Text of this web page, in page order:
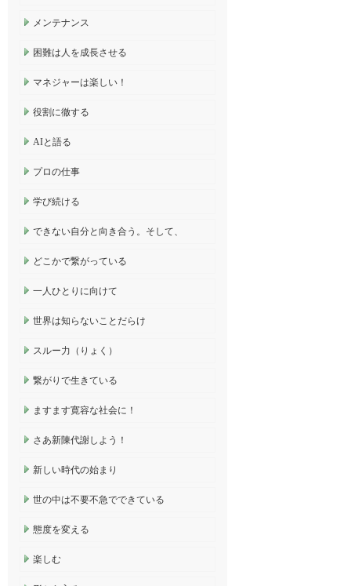
メンテナンス
困難は人を成長させる
マネジャーは楽しい！
役割に徹する
AIと語る
プロの仕事
学び続ける
できない自分と向き合う。そして、
どこかで繋がっている
一人ひとりに向けて
世界は知らないことだらけ
スルー力（りょく）
繋がりで生きている
ますます寛容な社会に！
さあ新陳代謝しよう！
新しい時代の始まり
世の中は不要不急でできている
態度を変える
楽しむ